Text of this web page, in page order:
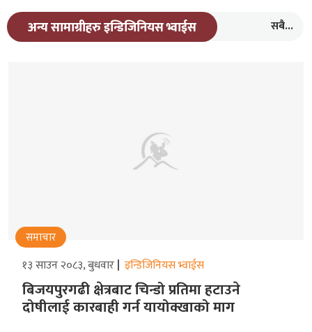
अन्य सामाग्रीहरु इन्डिजिनियस भ्वाईस सबै...
समाचार
१३ साउन २०८३, बुधवार इन्डिजिनियस भ्वाईस
बिजयपुरगढी क्षेत्रबाट चिन्डो प्रतिमा हटाउने
दोषीलाई कारबाही गर्न यायोक्खाको माग